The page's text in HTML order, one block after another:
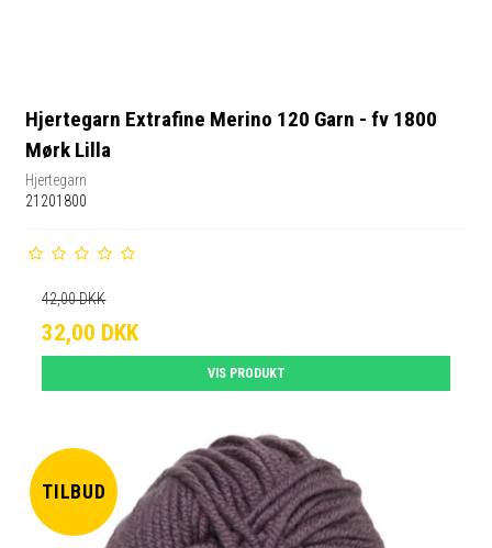
Hjertegarn Extrafine Merino 120 Garn - fv 1800
Mørk Lilla
Hjertegarn
21201800
42,00 DKK
32,00 DKK
VIS PRODUKT
TILBUD